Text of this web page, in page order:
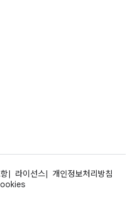
라이선스
개인정보처리방침